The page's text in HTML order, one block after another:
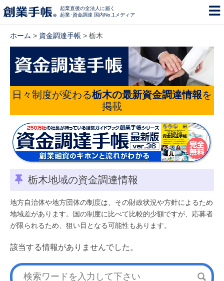
起業直後の全法人に届く
起業･資金調達 国内No.1メディア
ホーム > 資金調達手帳 > 栃木
日々制度が変わる栃木の最新資金調達情報を
掲載
栃木地域の資金調達情報
地方自治体や地方団体の制度は、その財政状況や方針によるため
地域差があります。国の制度に比べて比較的少額ですが、応募者
が限られるため、狙い目となる可能性もあります。
該当する情報がありませんでした。